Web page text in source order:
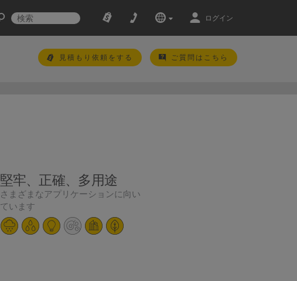
ログイン
見積もり依頼をする ご質問はこちら
堅牢、正確、多用途
さまざまなアプリケーションに向い
ています